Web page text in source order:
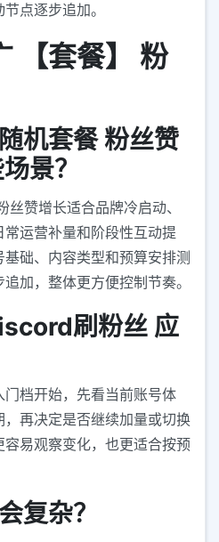
点逐步追加。
【套餐】 粉
机套餐 粉丝赞
景？
赞增长适合品牌冷启动、
运营补量和阶段性互动提
础、内容类型和预算安排测
加，整体更方便控制节奏。
刷粉丝 应
档开始，先看当前账号体
再决定是否继续加量或切换
易观察变化，也更适合按预
复杂？